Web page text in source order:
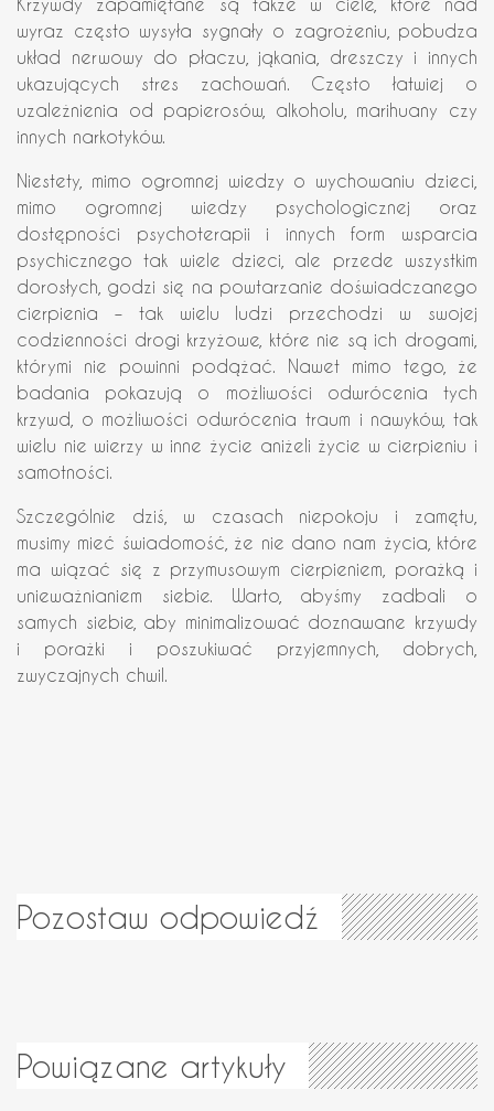
wyraz często wysyła sygnały o zagrożeniu, pobudza
układ nerwowy do płaczu, jąkania, dreszczy i innych
ukazujących stres zachowań. Często łatwiej o
uzależnienia od papierosów, alkoholu, marihuany czy
innych narkotyków.
Niestety, mimo ogromnej wiedzy o wychowaniu dzieci,
mimo ogromnej wiedzy psychologicznej oraz
dostępności psychoterapii i innych form wsparcia
psychicznego tak wiele dzieci, ale przede wszystkim
dorosłych, godzi się na powtarzanie doświadczanego
cierpienia – tak wielu ludzi przechodzi w swojej
codzienności drogi krzyżowe, które nie są ich drogami,
którymi nie powinni podążać. Nawet mimo tego, że
badania pokazują o możliwości odwrócenia tych
krzywd, o możliwości odwrócenia traum i nawyków, tak
wielu nie wierzy w inne życie aniżeli życie w cierpieniu i
samotności.
Szczególnie dziś, w czasach niepokoju i zamętu,
musimy mieć świadomość, że nie dano nam życia, które
ma wiązać się z przymusowym cierpieniem, porażką i
unieważnianiem siebie. Warto, abyśmy zadbali o
samych siebie, aby minimalizować doznawane krzywdy
i porażki i poszukiwać przyjemnych, dobrych,
zwyczajnych chwil.
Pozostaw odpowiedź
Powiązane artykuły